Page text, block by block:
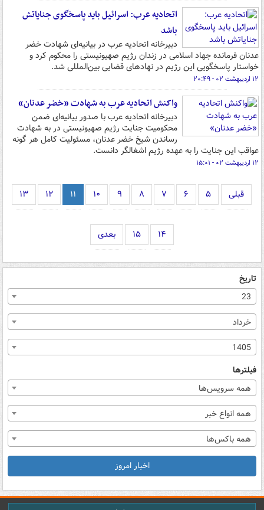
اتحادیه عرب: اسرائیل باید پاسخگوی جنایاتش
باشد
دبیرخانه اتحادیه عرب در بیانیه‌ای شهادت خضر
عدنان فرمانده جهاد اسلامی در زندان رژیم صهیونیستی را محکوم کرد و
خواستار پاسخگویی این رژیم در نهادهای قضایی بین‌المللی شد.
۱۲ اردیبهشت ۰۲ - ۲۰:۴۹
واکنش اتحادیه عرب به شهادت «خضر عدنان»
دبیرخانه اتحادیه عرب با صدور بیانیه‌ای ضمن
محکومیت جنایت رژیم صهیونیستی در به شهادت
رساندن شیخ خضر عدنان، مسئولیت کامل هر گونه
عواقب این جنایت را به عهده رژیم اشغالگر دانست.
۱۲ اردیبهشت ۰۲ - ۱۵:۰۱
قبلی ۵ ۶ ۷ ۸ ۹ ۱۰ ۱۱ ۱۲ ۱۳
۱۴ ۱۵ بعدی
تاریخ
23
خرداد
1405
فیلترها
همه سرویس‌ها
همه انواع خبر
همه باکس‌ها
اخبار امروز